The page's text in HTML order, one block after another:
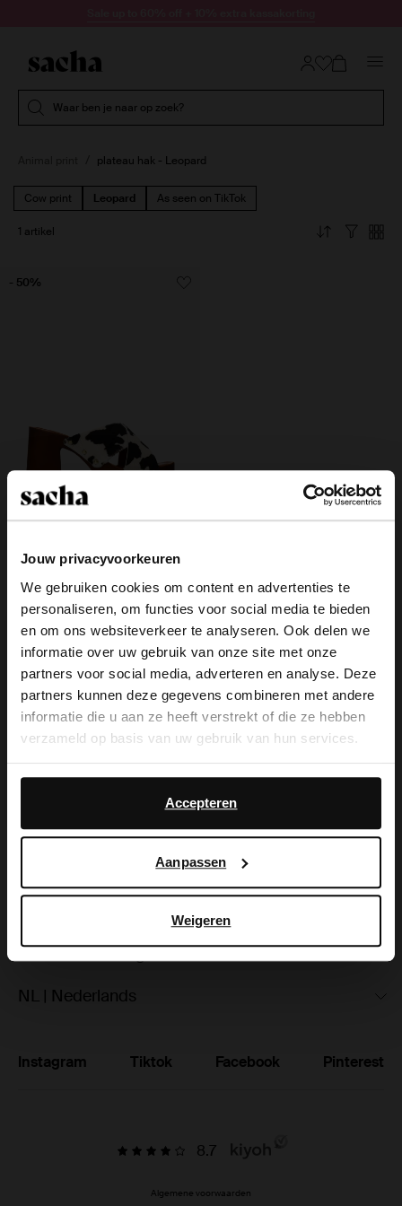
Jouw privacyvoorkeuren
We gebruiken cookies om content en advertenties te
personaliseren, om functies voor social media te bieden
en om ons websiteverkeer te analyseren. Ook delen we
informatie over uw gebruik van onze site met onze
partners voor social media, adverteren en analyse. Deze
partners kunnen deze gegevens combineren met andere
informatie die u aan ze heeft verstrekt of die ze hebben
verzameld op basis van uw gebruik van hun services.
Daarnaast werken wij samen met Google voor
advertentie- en meetdoeleinden. Meer informatie over
hoe Google uw persoonsgegevens gebruikt, vindt u op
Accepteren
Aanpassen
Weigeren
Waar ben je naar op zoek?
plateau hak - Leopard
Cow print Leopard As seen on TikTok
1 artikel
hak
89.98
45.00
- 50%
Over Sacha
Klantenservice
Ruilen & retourneren
Studentenkorting
NL | Nederlands
Instagram Tiktok Facebook Pinterest
8.7
Algemene voorwaarden
×
View this website in English?
It looks like your language isn't Dutch. Would
you like to switch to English?
Yes, switch to
English
No, stay in Dutch